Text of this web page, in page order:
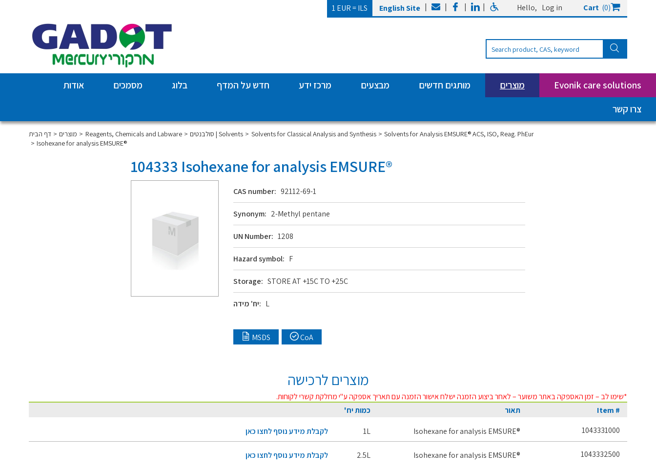
(0)
Cart
Log in
Hello,
|
|
|
|
English Site
1 EUR =ILS
Evonik care solutions מוצרים מותגים חדשים מבצעים מרכז ידע חדש על המדף בלוג מסמכים
אודות
צרו קשר
דף הבית מוצרים Reagents, Chemicals and Labware סולבנטים | Solvents Solvents for Classical Analysis and Synthesis
Solvents for Analysis EMSURE® ACS, ISO, Reag. PhEur
Isohexane for analysis EMSURE®
104333 Isohexane for analysis EMSURE®
CAS number: 92112-69-1
Synonym: 2-Methyl pentane
UN Number: 1208
Hazard symbol: F
Storage: STORE AT +15C TO +25C
יח' מידה: L
MSDS CoA
מוצרים לרכישה
*שימו לב – זמן האספקה באתר משוער – לאחר ביצוע הזמנה ישלח אישור הזמנה עם תאריך אספקה ע"י מחלקת קשרי לקוחות.
Item #
תאור
כמות יח'
1043331000
Isohexane for analysis EMSURE®
1L לקבלת מידע נוסף לחצו כאן
1043332500
Isohexane for analysis EMSURE®
2.5L לקבלת מידע נוסף לחצו כאן